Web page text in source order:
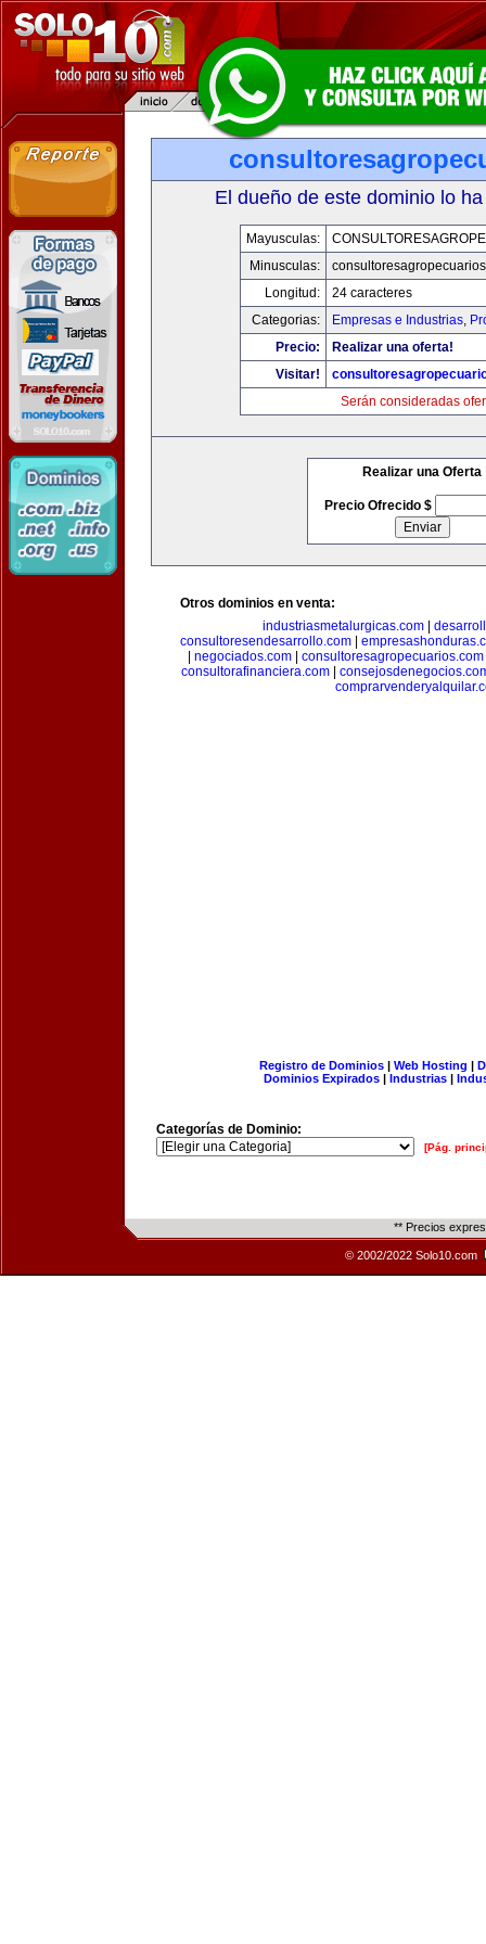
El dueño de este dominio lo
Mayusculas:
Minusculas:
Longitud:
24 caracteres
Categorias:
Empresas e Industrias,
Precio:
Realizar una oferta!
Visitar!
Serán consideradas
Realizar una Oferta
Precio Ofrecido $
Otros dominios en venta:
industriasmetalurgicas.com|
consultoresendesarrollo.com
negociados.com consultoresagropecuarios.com
consultorafinanciera.com|
Registro de Dominios| Web Hosting |
Dominios Expirados | Industrias |
Categorías de Dominio:
[Pág.
** Precios
© 2002/2022 Solo10.com